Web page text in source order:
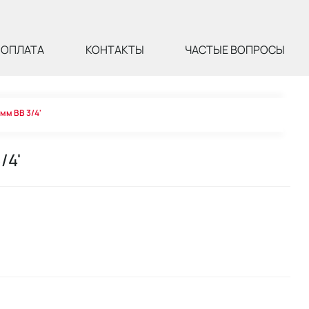
ОПЛАТА КОНТАКТЫ ЧАСТЫЕ ВОПРОСЫ
ВВ 3/4'
4'